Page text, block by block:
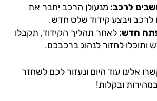
לרכב:מנעולן הרכב יחבר את
ויבצע קידוד שלט חדש.
לאחר תהליך הקידוד, תקבלו
לחזור לנהוג ברכבכם.
עוד היום ונעזור לכם לשחזר
ובקלות!